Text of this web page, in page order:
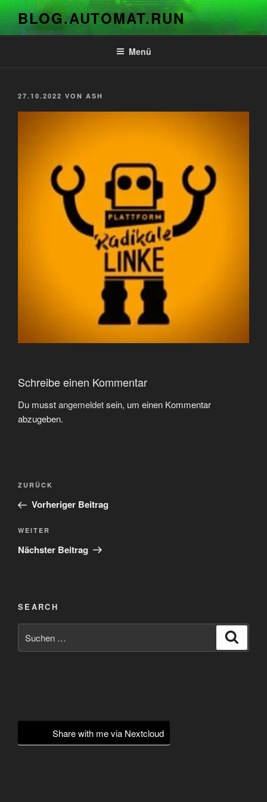
Zum
Inhalt
springen
BLOG.AUTOMAT.RUN
Menü
VERÖFFENTLICHT
27.10.2022 VON ASH
Schreibe einen Kommentar
Du musstangemeldetsein, um einen Kommentar
abzugeben.
Beitragsnavigation
Vorheriger
Beitrag
ZURÜCK
Vorheriger Beitrag
Nächster
Beitrag
WEITER
Nächster Beitrag
SEARCH
nach:
Share with me via Nextcloud